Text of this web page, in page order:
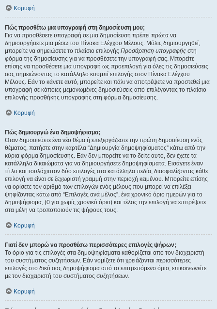
Κορυφή
Πώς προσθέτω μια υπογραφή στη δημοσίευση μου;
Για να προσθέσετε υπογραφή σε μια δημοσίευση πρέπει πρώτα να
δημιουργήσετε μια μέσω του Πίνακα Ελέγχου Μέλους. Μόλις δημιουργηθεί,
μπορείτε να σημειώσετε το πλαίσιο επιλογής Προσάρτηση υπογραφής στη
φόρμα της δημοσίευσης για να προσθέσετε την υπογραφή σας. Μπορείτε
επίσης να προσθέσετε μια υπογραφή ως προεπιλογή για όλες τις δημοσιεύσεις
σας σημειώνοντας το κατάλληλο κουμπί επιλογής στον Πίνακα Ελέγχου
Μέλους. Εάν το κάνετε αυτό, μπορείτε και πάλι να αποτρέψετε να προστεθεί μια
υπογραφή σε κάποιες μεμονωμένες δημοσιεύσεις από-επιλέγοντας το πλαίσιο
επιλογής προσθήκης υπογραφής στη φόρμα δημοσίευσης.
Κορυφή
Πώς δημιουργώ ένα δημοψήφισμα;
Όταν δημοσιεύετε ένα νέο θέμα ή επεξεργάζεστε την πρώτη δημοσίευση ενός
θέματος, πατήστε στην καρτέλα “Δημιουργία δημοψηφίσματος” κάτω από την
κύρια φόρμα δημοσίευσης. Εάν δεν μπορείτε να το δείτε αυτό, δεν έχετε τα
κατάλληλα δικαιώματα για να δημιουργήσετε δημοψηφίσματα. Εισάγετε έναν
τίτλο και τουλάχιστον δύο επιλογές στα κατάλληλα πεδία, διασφαλίζοντας κάθε
επιλογή να είναι σε ξεχωριστή γραμμή στην περιοχή κειμένου. Μπορείτε επίσης
να ορίσετε τον αριθμό των επιλογών ενός μέλους που μπορεί να επιλέξει
ψηφίζοντας κάτω από “Επιλογές ανά μέλος”, ένα χρονικό όριο ημερών για το
δημοψήφισμα, (0 για χωρίς χρονικό όριο) και τέλος την επιλογή να επιτρέψετε
στα μέλη να τροποποιούν τις ψήφους τους.
Κορυφή
Γιατί δεν μπορώ να προσθέσω περισσότερες επιλογές ψήφων;
Το όριο για τις επιλογές στα δημοψηφίσματα καθορίζεται από τον διαχειριστή
του συστήματος συζητήσεων. Εάν νομίζετε ότι χρειάζονται περισσότερες
επιλογές στο δικό σας δημοψήφισμα από το επιτρεπόμενο όριο, επικοινωνείτε
με τον διαχειριστή του συστήματος συζητήσεων.
Κορυφή